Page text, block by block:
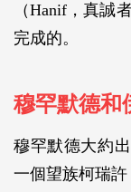
（Hanif，真誠
完成的。
穆罕默德和
穆罕默德大約
一個望族柯瑞